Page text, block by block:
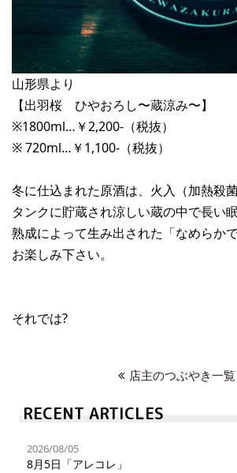
山形県より
【出羽桜 ひやおろし〜蔵涼み〜】
※1800ml…￥2,200-（税抜）
※ 720ml…￥1,100-（税抜）
冬に仕込まれた原酒は、火入（加熱殺
タンクに貯蔵され涼しい蔵の中で長い
熟成によって生み出された「なめらか
お楽しみ下さい。
それでは?
店主のつぶやき一覧
RECENT ARTICLES
2026/08/05
8月5日「アレコレ」